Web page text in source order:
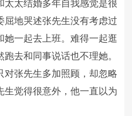
太太结婚多年自我感觉是很
屈地哭述张先生没有考虑过
她一起去上班。难得一起逛
去和同事说话也不理她。
对张先生多加照顾，却忽略
生觉得很意外，他一直以为